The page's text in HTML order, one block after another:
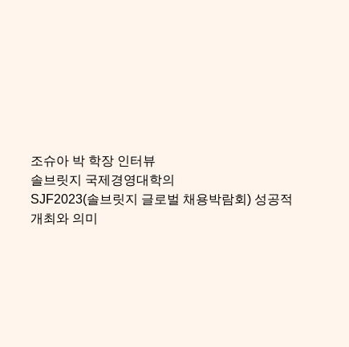
조슈아 박 학장 인터뷰
솔브릿지 국제경영대학의
SJF2023(솔브릿지 글로벌 채용박람회) 성공적
개최와 의미